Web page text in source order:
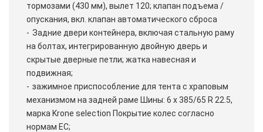
тормозами (430 мм), вылет 120; клапан подъема /
опускания, вкл. клапан автоматического сброса
Задние двери контейнера, включая стальную раму
на болтах, интегрированную двойную дверь и
скрытые дверные петли; жатка навесная и
подвижная;
зажимное приспособление для тента с храповым
механизмом на задней раме Шины: 6 x 385/65 R 22.5,
марка Krone selection Покрытие колес согласно
нормам ЕС;